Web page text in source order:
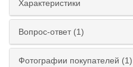
Подъемный механизм:
Да Нет
Ширина спального места:
Характеристики
Вопрос-ответ (1)
Фотографии покупателей (1)